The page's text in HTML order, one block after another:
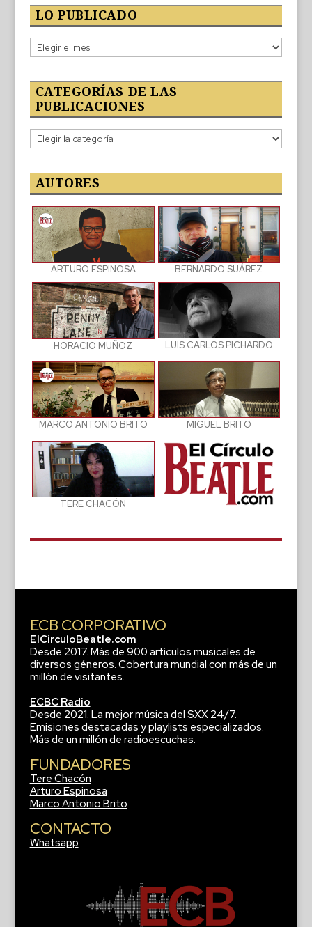
LO PUBLICADO
Lo
publicado
CATEGORÍAS DE LAS
PUBLICACIONES
Categorías
de
publicaciones
AUTORES
ARTURO ESPINOSA BERNARDO SUÁREZ
HORACIO MUÑOZ LUIS CARLOS PICHARDO
MARCO ANTONIO BRITO MIGUEL BRITO
TERE CHACÓN
ECB CORPORATIVO
ElCirculoBeatle.com
Desde 2017. Más de 900 artículos musicales de
diversos géneros. Cobertura mundial con más de un
millón de visitantes.
ECBC Radio
Desde 2021. La mejor música del SXX 24/7.
Emisiones destacadas y playlists especializados.
Más de un millón de radioescuchas.
FUNDADORES
Tere Chacón
Arturo Espinosa
Marco Antonio Brito
CONTACTO
Whatsapp